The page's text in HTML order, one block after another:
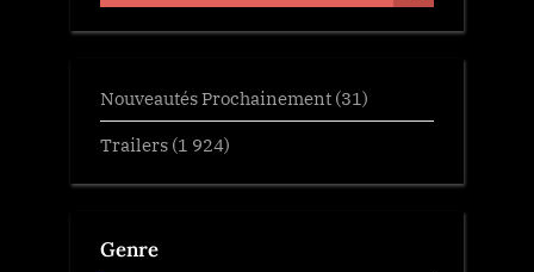
Nouveautés Prochainement (31)
Trailers (1 924)
Genre